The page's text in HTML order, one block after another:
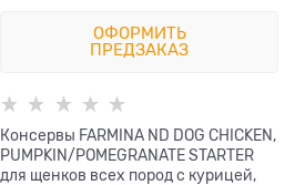
ОФОРМИТЬ
ПРЕДЗАКАЗ
Консервы FARMINA ND DOG CHICKEN,
PUMPKIN/POMEGRANATE STARTER
для щенков всех пород с курицей,